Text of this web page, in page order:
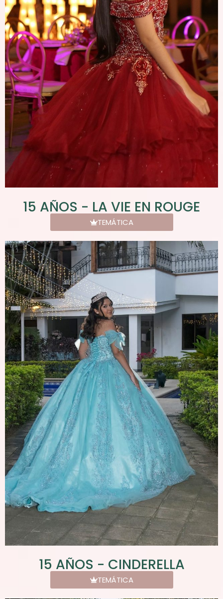
15 AÑOS - LA VIE EN ROUGE
TEMÁTICA
15 AÑOS - CINDERELLA
TEMÁTICA